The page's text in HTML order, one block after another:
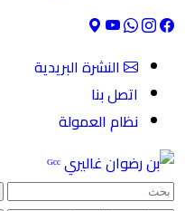
النشرة البريدية
اتصل بنا
نظام العمولة